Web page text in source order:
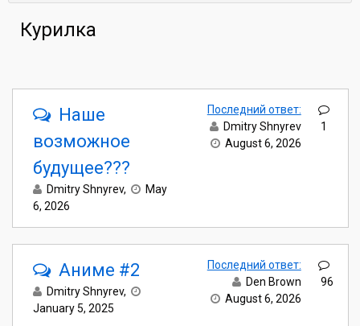
Курилка
Наше
возможное
будущее???
Dmitry Shnyrev,
May
6, 2026
Последний ответ:
Dmitry Shnyrev
August 6, 2026
1
Аниме #2
Dmitry Shnyrev,
January 5, 2025
Последний ответ:
Den Brown
August 6, 2026
96